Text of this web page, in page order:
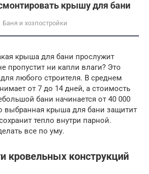
крышу для бани
Баня и хозпостройки
крыша для бани прослужит
пропустит ни капли влаги? Это
любого строителя. В среднем
от 7 до 14 дней, а стоимость
бани начинается от 40 000
выбранная крыша для бани защитит
тепло внутри парной.
все по уму.
кровельных конструкций